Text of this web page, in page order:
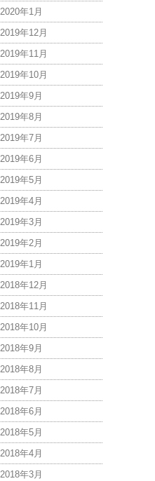
2020年1月
2019年12月
2019年11月
2019年10月
2019年9月
2019年8月
2019年7月
2019年6月
2019年5月
2019年4月
2019年3月
2019年2月
2019年1月
2018年12月
2018年11月
2018年10月
2018年9月
2018年8月
2018年7月
2018年6月
2018年5月
2018年4月
2018年3月